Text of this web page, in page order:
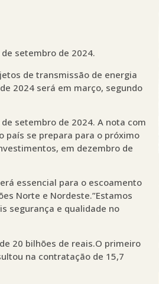
setembro de 2024.
de transmissão de energia
2024 será em março, segundo
setembro de 2024. A nota com
país se prepara para o próximo
em dezembro de
essencial para o escoamento
Norte e Nordeste.”Estamos
segurança e qualidade no
20 bilhões de reais.O primeiro
na contratação de 15,7